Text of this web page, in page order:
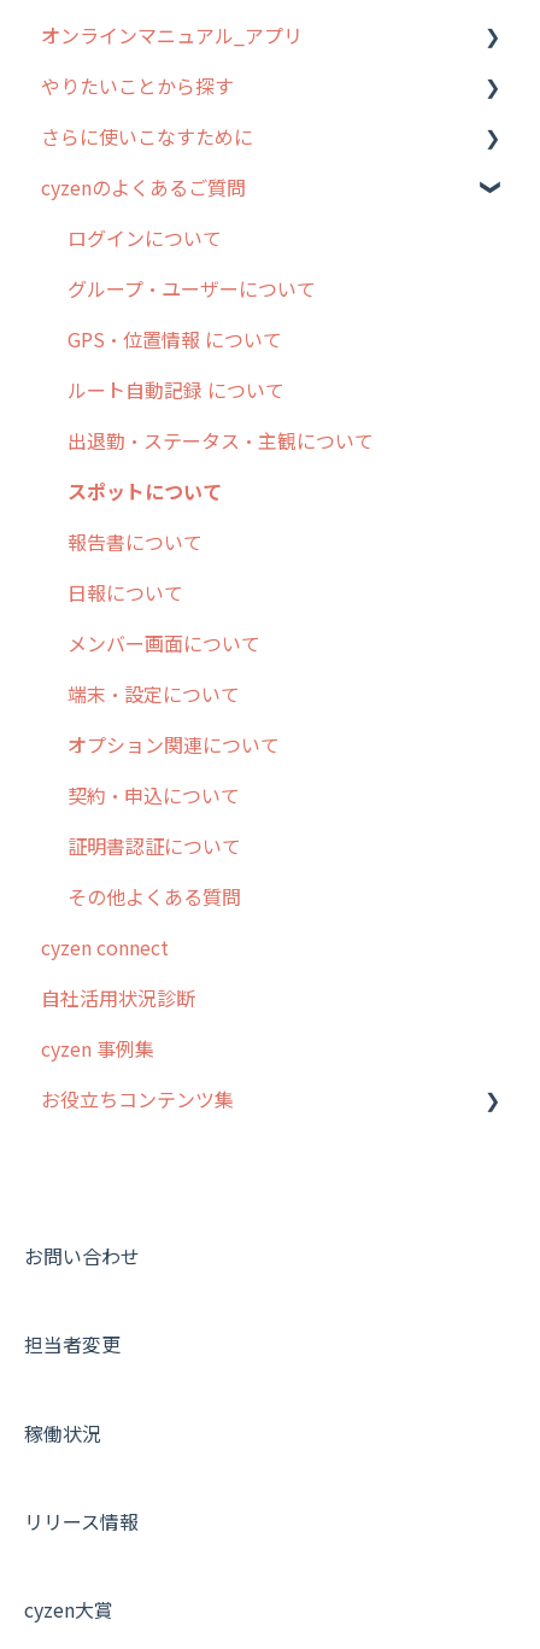
お客様の声を実現しました
1. cyzenについて知ろう
2. 主要機能の概要
3. cyzenの位置情報取得について
4. cyzen利用前の準備：システム管理者編
5. 基本的な使い方：システム管理者編
6. 基本的な使い方：ユーザー編
7. 初心者向けよくある質問集
8. 用語集
9. もっと便利に利用するための設定
10.ユーザー向けおすすめの使い方
【業界業種別】cyzen設定方法
管理サイトの使い始め
ユーザー・グループ管理
行動管理
予定管理
スポット
ステータス・主観
報告書・行動種別
勤怠管理
活動通知
パフォーマンス
帳票出力
メッセージ・ファイル添付
商品
各種設定・その他
オンラインマニュアル_アプリ
アプリの使い始め
ホーム画面
スポット
報告閲覧
予定
日報
履歴
メンバー
メッセージ
パフォーマンス
外部リンク
お知らせ
設定
やりたいことから探す
行動管理
勤怠管理
予定管理
スポット
ステータス・主観
報告書・行動種別
ユーザー・グループ管理
メッセージ機能
活動通知
内線電話
商品
各種設定・ログイン
さらに使いこなすために
はじめに
スポット・ステータス関連オプション
交通費自動計算
安全走行支援
写真管理・高画質化
ダッシュボード（BI）・パフォーマンス
連携オプション
その他オプション
IP接続制限・端末認証設定
契約・その他
cyzenのよくあるご質問
ログインについて
グループ・ユーザーについて
GPS・位置情報 について
ルート自動記録 について
出退勤・ステータス・主観について
スポットについて
報告書について
日報について
メンバー画面について
端末・設定について
オプション関連について
契約・申込について
証明書認証について
その他よくある質問
cyzen connect
自社活用状況診断
cyzen 事例集
お役立ちコンテンツ集
動画集：共通
お問い合わせ
担当者変更
稼働状況
リリース情報
cyzen大賞